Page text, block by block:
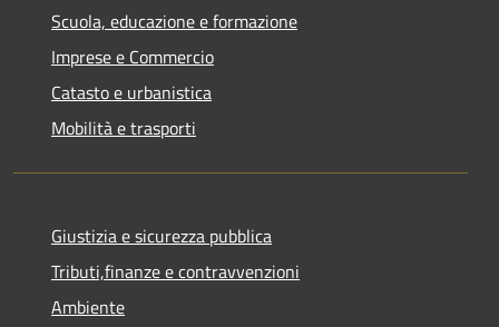
Scuola, educazione e formazione
Imprese e Commercio
Catasto e urbanistica
Mobilità e trasporti
Giustizia e sicurezza pubblica
Tributi,finanze e contravvenzioni
Ambiente